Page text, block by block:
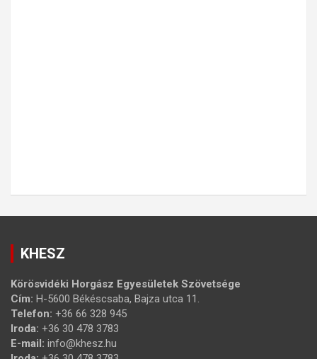
KHESZ
Körösvidéki Horgász Egyesületek Szövetsége
Cím: H-5600 Békéscsaba, Bajza utca 11.
Telefon: +36 66 328 945
Iroda: +36 30 478 3783
E-mail: info@khesz.hu